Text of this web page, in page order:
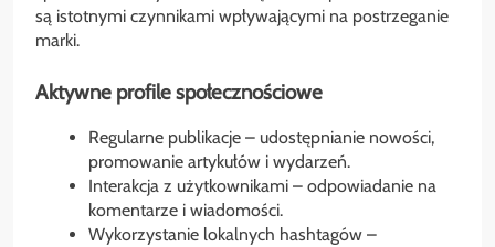
są istotnymi czynnikami wpływającymi na postrzeganie
marki.
Aktywne profile społecznościowe
Regularne publikacje – udostępnianie nowości,
promowanie artykułów i wydarzeń.
Interakcja z użytkownikami – odpowiadanie na
komentarze i wiadomości.
Wykorzystanie lokalnych hashtagów –